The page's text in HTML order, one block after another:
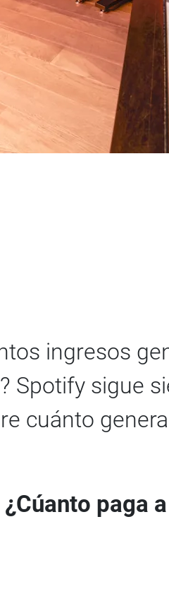
ingresos
Spotify sigue
cuánto
paga